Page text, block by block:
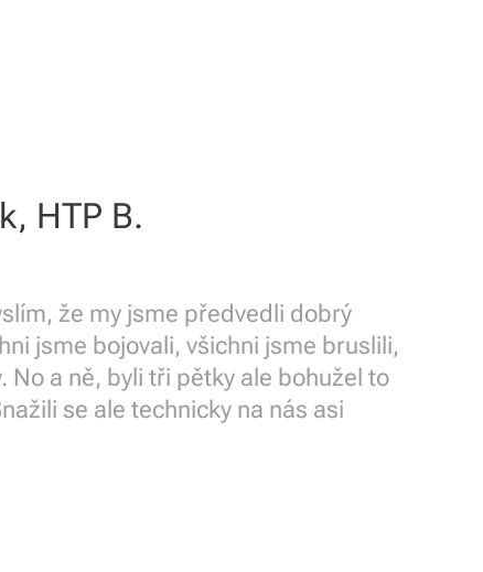
HTP B.
že my jsme předvedli dobrý
jsme bojovali, všichni jsme bruslili,
No a ně, byli tři pětky ale bohužel to
se ale technicky na nás asi